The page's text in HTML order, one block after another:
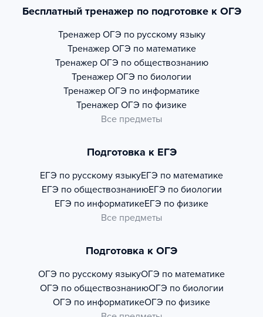
Бесплатный тренажер по подготовке к ОГЭ
Тренажер ОГЭ по русскому языку
Тренажер ОГЭ по математике
Тренажер ОГЭ по обществознанию
Тренажер ОГЭ по биологии
Тренажер ОГЭ по информатике
Тренажер ОГЭ по физике
Все предметы
Подготовка к ЕГЭ
ЕГЭ по русскому языкуЕГЭ по математике
ЕГЭ по обществознаниюЕГЭ по биологии
ЕГЭ по информатикеЕГЭ по физике
Все предметы
Подготовка к ОГЭ
ОГЭ по русскому языкуОГЭ по математике
ОГЭ по обществознаниюОГЭ по биологии
ОГЭ по информатикеОГЭ по физике